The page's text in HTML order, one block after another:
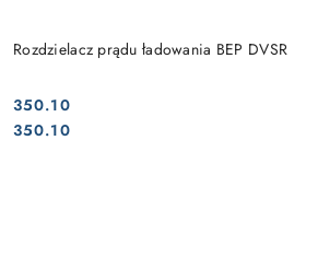
Rozdzielacz prądu ładowania BEP DVSR
Cena:
350.10
Cena:
350.10